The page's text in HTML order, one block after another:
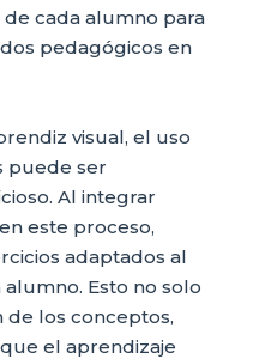
cada alumno para
pedagógicos en
visual, el uso
puede ser
Al integrar
este proceso,
adaptados al
Esto no solo
de los conceptos,
el aprendizaje